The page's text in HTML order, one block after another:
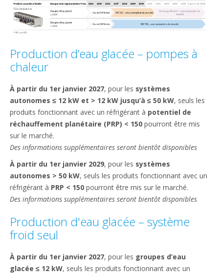
Production d’eau glacée – pompes à
chaleur
À partir du 1er janvier 2027, pour les systèmes
autonomes ≤ 12 kW et > 12 kW jusqu’à ≤ 50 kW​, seuls les
produits fonctionnant avec un réfrigérant à potentiel de
réchauffement planétaire (PRP) < 150 pourront être mis
sur le marché.
Des informations supplémentaires seront bientôt disponibles
À partir du 1er janvier 2029, pour les systèmes
autonomes > 50 kW​, seuls les produits fonctionnant avec un
réfrigérant à PRP < 150 pourront être mis sur le marché.
Des informations supplémentaires seront bientôt disponibles
Production d'eau glacée – système
froid seul
À partir du 1er janvier 2027, pour les groupes d’eau
glacée ≤ 12 kW, seuls les produits fonctionnant avec un